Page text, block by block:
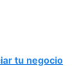
tu negocio